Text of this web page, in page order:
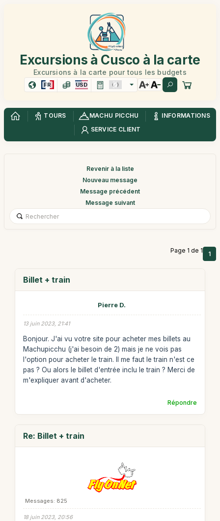
Excursions à Cusco à la carte
Excursions à la carte pour tous les budgets
FR USD
TOURS MACHU PICCHU
INFORMATIONS
SERVICE CLIENT
Revenir à la liste
Nouveau message
Message précédent
Message suivant
Page 1 de 1 1
Billet + train
Pierre D.
13 juin 2023, 21:41
Bonjour. J'ai vu votre site pour acheter mes billets au
Machupicchu (j'ai besoin de 2) mais je ne vois pas
l'option pour acheter le train. Il me faut le train n'est ce
pas ? Ou alors le billet d'entrée inclu le train ? Merci de
m'expliquer avant d'acheter.
Répondre
Re: Billet + train
Messages: 825
18 juin 2023, 20:56